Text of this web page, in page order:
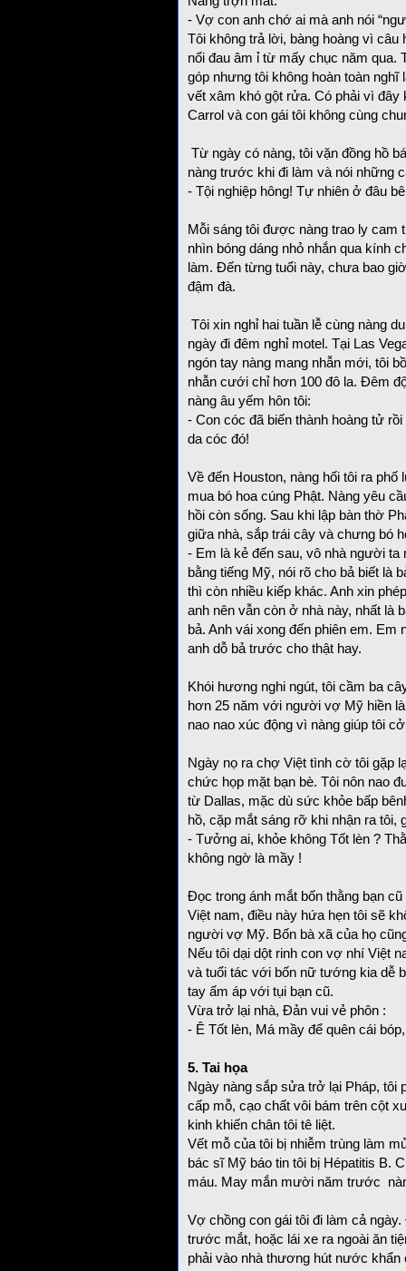
- Vợ con anh chớ ai mà anh nói
Tôi không trả lời, bàng hoàng vì câu
nổi đau âm ỉ từ mấy chục năm qua.
góp nhưng tôi không hoàn toàn
vết xâm khó gột rửa. Có phải vì đây
Carrol và con gái tôi không cùng
Từ ngày có nàng, tôi vặn đồng hồ
nàng trước khi đi làm và nói những
- Tội nghiệp hông! Tự nhiên ở đâu
Mỗi sáng tôi được nàng trao ly cam
nhìn bóng dáng nhỏ nhắn qua kính
làm. Đến từng tuổi này, chưa bao
đậm đà.
Tôi xin nghỉ hai tuần lễ cùng nàng
ngày đi đêm nghỉ motel. Tại Las
ngón tay nàng mang nhẫn mới, tôi
nhẫn cưới chỉ hơn 100 đô la. Đêm
nàng âu yếm hôn tôi:
- Con cóc đã biến thành hoàng tử
da cóc đó!
Về đến Houston, nàng hối tôi ra
mua bó hoa cúng Phật. Nàng yêu
hồi còn sống. Sau khi lập bàn thờ
giữa nhà, sắp trái cây và chưng bó
- Em là kẻ đến sau, vô nhà người ta
bằng tiếng Mỹ, nói rõ cho bả biết là
thì còn nhiều kiếp khác. Anh xin
anh nên vẫn còn ở nhà này, nhất là
bả. Anh vái xong đến phiên em. Em
anh dỗ bả trước cho thật hay.
Khói hương nghi ngút, tôi cầm ba
hơn 25 năm với người vợ Mỹ hiền
nao nao xúc động vì nàng giúp tôi
Ngày nọ ra chợ Việt tình cờ tôi gặp
chức họp mặt bạn bè. Tôi nôn nao
từ Dallas, mặc dù sức khỏe bấp
hồ, cặp mắt sáng rỡ khi nhận ra tôi,
- Tưởng ai, khỏe không Tốt lèn ?
không ngờ là mầy !
Đọc trong ánh mắt bốn thằng bạn
Việt nam, điều này hứa hẹn tôi sẽ
người vợ Mỹ. Bốn bà xã của họ
Nếu tôi dại dột rinh con vợ nhí Việt
và tuổi tác với bốn nữ tướng kia dễ
tay ấm áp với tụi bạn cũ.
Vừa trở lại nhà, Đản vui vẻ phôn :
- Ê Tốt lèn, Má mầy để quên cái
5. Tai họa
Ngày nàng sắp sửa trở lại Pháp, tôi
cấp mỗ, cạo chất vôi bám trên cột
kinh khiến chân tôi tê liệt.
Vết mỗ của tôi bị nhiễm trùng làm
bác sĩ Mỹ báo tin tôi bị Hépatitis B.
máu. May mắn mười năm trước
Vợ chồng con gái tôi đi làm cả
trước mắt, hoặc lái xe ra ngoài ăn
phải vào nhà thương hút nước